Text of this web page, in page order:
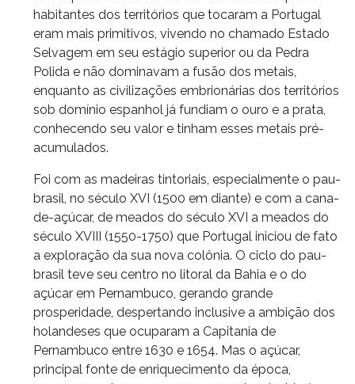
habitantes dos territórios que tocaram a Portugal
eram mais primitivos, vivendo no chamado Estado
Selvagem em seu estágio superior ou da Pedra
Polida e não dominavam a fusão dos metais,
enquanto as civilizações embrionárias dos territórios
sob domínio espanhol já fundiam o ouro e a prata,
conhecendo seu valor e tinham esses metais pré-
acumulados.
Foi com as madeiras tintoriais, especialmente o pau-
brasil, no século XVI (1500 em diante) e com a cana-
de-açúcar, de meados do século XVI a meados do
século XVIII (1550-1750) que Portugal iniciou de fato
a exploração da sua nova colônia. O ciclo do pau-
brasil teve seu centro no litoral da Bahia e o do
açúcar em Pernambuco, gerando grande
prosperidade, despertando inclusive a ambição dos
holandeses que ocuparam a Capitania de
Pernambuco entre 1630 e 1654. Mas o açúcar,
principal fonte de enriquecimento da época,